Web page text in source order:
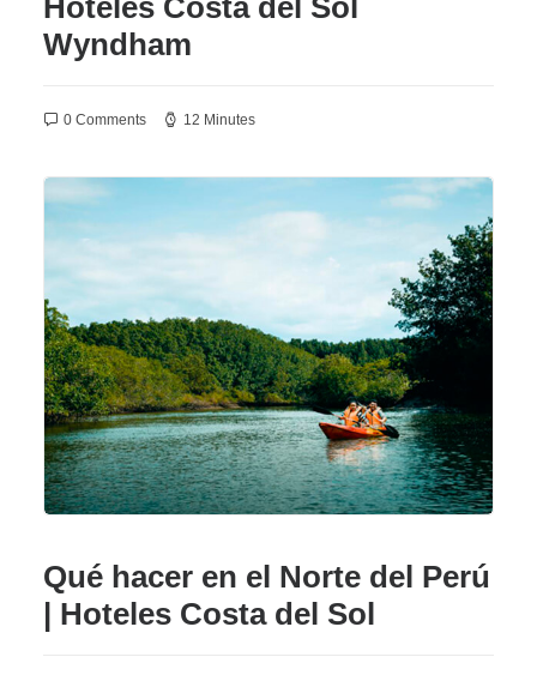
Wyndham
0 Comments 12 Minutes
Qué hacer en el Norte del Perú
| Hoteles Costa del Sol